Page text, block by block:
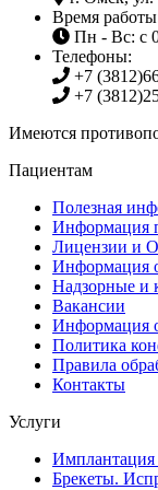
Время
Пн - Вс: с
Телефоны:
+7 (3812)
+7 (3812)
Имеются
Пациентам
Полезная
Информация
Лицензии и
Информация
Надзорные и
Вакансии
Информация
Политика
Правила
Контакты
Услуги
Имплантация
Брекеты.